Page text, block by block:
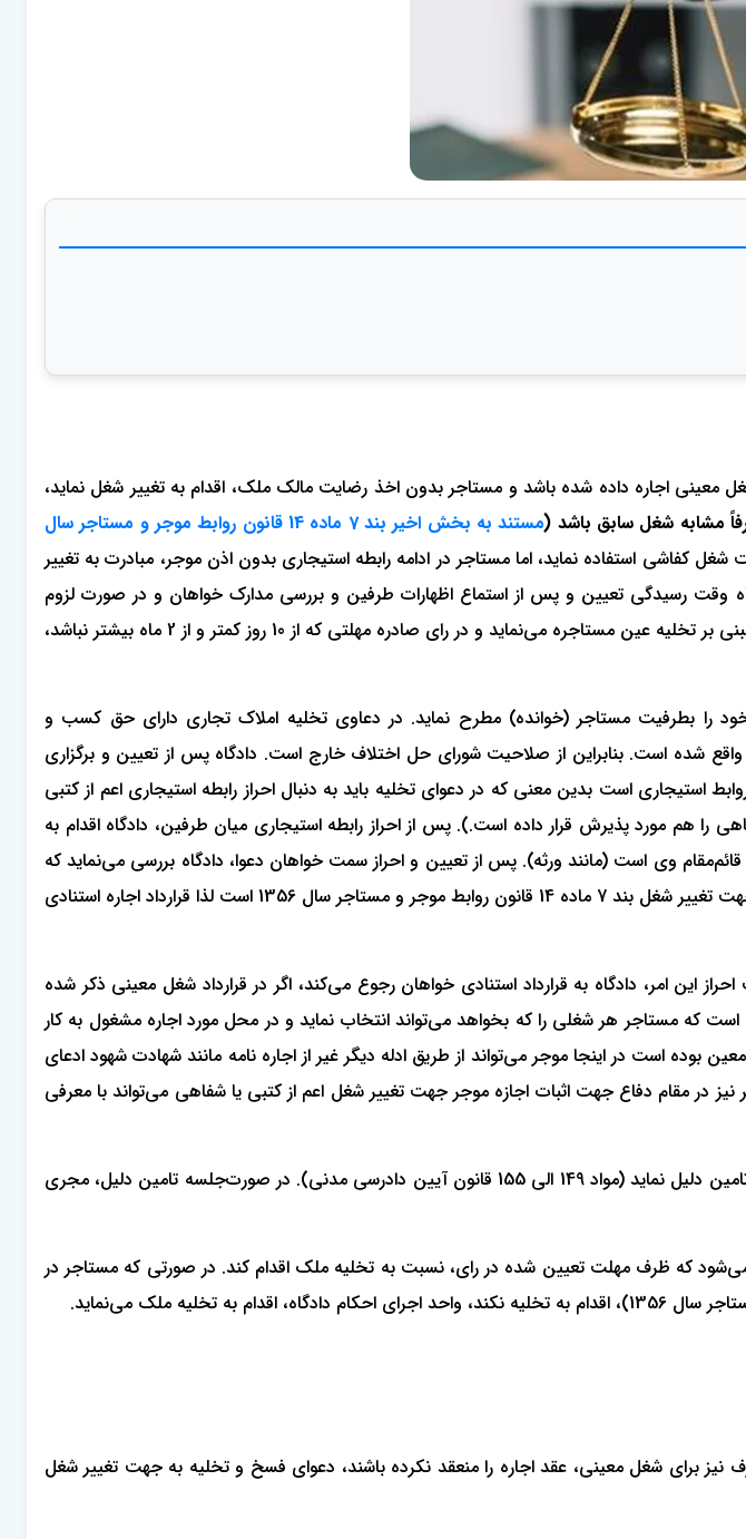
معینی اجاره داده شده باشد و مستاجر بدون اخذ رضایت مالک ملک، اقدام به تغییر شغل نماید،
مشابه شغل سابق باشد (
مستند به بخش اخیر بند 7 ماده 14 قانون روابط موجر و مستاجر سال
کفاشی استفاده نماید، اما مستاجر در ادامه رابطه استیجاری بدون اذن موجر، مبادرت به تغییر
وقت رسیدگی تعیین و پس از استماع اظهارات طرفین و بررسی مدارک خواهان و در صورت لزوم
ارجاع امر به کارشناسی و یا معاینه محل، بعد از احراز تغییر شغل از سوی مستاجر، اقدام به صدور رای مبنی بر تخلیه عین مستاجره می‌نماید و در رای صادره مهلتی که از 10 روز کمتر و از 2 ماه بیشتر نباشد،
را بطرفیت مستاجر (خوانده) مطرح نماید. در دعاوی تخلیه املاک تجاری دارای حق کسب و
شده است. بنابراین از صلاحیت شورای حل اختلاف خارج است. دادگاه پس از تعیین و برگزاری
استیجاری است بدین معنی که در دعوای تخلیه باید به دنبال احراز رابطه استیجاری اعم از کتبی
را هم مورد پذیرش قرار داده است.). پس از احراز رابطه استیجاری میان طرفین، دادگاه اقدام به
وی است (مانند ورثه). پس از تعیین و احراز سمت خواهان دعوا، دادگاه بررسی می‌نماید که
قانون حاکم بر روابط استیجاری طرفین قانون سال 1356 است یا خیر. چراکه مستند دعوای تخلیه به جهت تغییر شغل بند 7 ماده 14 قانون روابط موجر و مستاجر سال 1356 است لذا قرارداد اجاره استنادی
این امر، دادگاه به قرارداد استنادی خواهان رجوع می‌کند، اگر در قرارداد شغل معینی ذکر شده
که مستاجر هر شغلی را که بخواهد می‌تواند انتخاب نماید و در محل مورد اجاره مشغول به کار
بوده است در اینجا موجر می‌تواند از طریق ادله دیگر غیر از اجاره نامه مانند شهادت شهود ادعای
در مقام دفاع جهت اثبات اجازه موجر جهت تغییر شغل اعم از کتبی یا شفاهی می‌تواند با معرفی
ذکر این نکته خالی از لطف نیست که بهتر است خواهان پیش از تقدیم دادخواست تخلیه، مبادرت به تامین دلیل نماید (مواد 149 الی 155 قانون آیین دادرسی مدنی). در صورت‌جلسه تامین دلیل، مجری
که ظرف مهلت تعیین شده در رای، نسبت به تخلیه ملک اقدام کند. در صورتی که مستاجر در
برای شغل معینی، عقد اجاره را منعقد نکرده باشند، دعوای فسخ و تخلیه به جهت تغییر شغل